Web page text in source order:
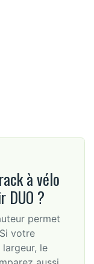
à vélo
DUO ?
permet
votre
le